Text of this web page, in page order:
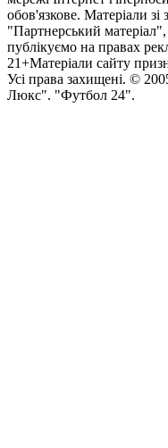
обов'язкове. Матеріали
"Партнерський
публікуємо на правах
21+Матеріали сайту
Усi права захищенi. ©
Люкс". "Футбол 24".